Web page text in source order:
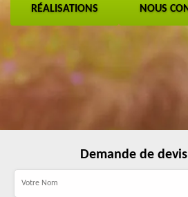
RÉALISATIONS NOUS
Demande de